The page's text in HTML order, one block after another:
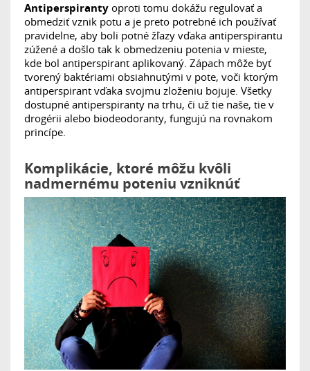
Antiperspiranty oproti tomu dokážu regulovať a
obmedziť vznik potu a je preto potrebné ich používať
pravidelne, aby boli potné žľazy vďaka antiperspirantu
zúžené a došlo tak k obmedzeniu potenia v mieste,
kde bol antiperspirant aplikovaný. Zápach môže byť
tvorený baktériami obsiahnutými v pote, voči ktorým
antiperspirant vďaka svojmu zloženiu bojuje. Všetky
dostupné antiperspiranty na trhu, či už tie naše, tie v
drogérii alebo biodeodoranty, fungujú na rovnakom
princípe.
Komplikácie, ktoré môžu kvôli
nadmernému poteniu vzniknúť